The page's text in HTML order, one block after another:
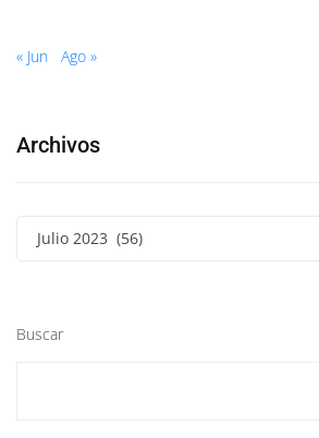
« Jun Ago »
Archivos
Julio 2023 (56)
Buscar